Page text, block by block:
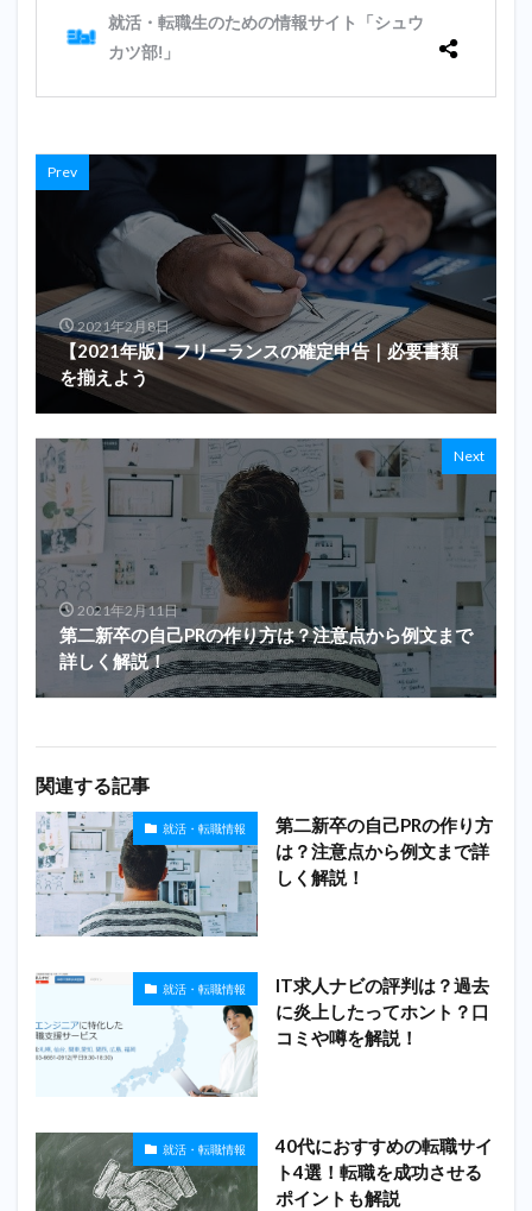
Prev
2021年2月8日
【2021年版】フリーランスの確定申告｜必要書類
を揃えよう
Next
2021年2月11日
第二新卒の自己PRの作り方は？注意点から例文まで
詳しく解説！
関連する記事
就活・転職情報
第二新卒の自己PRの作り方
は？注意点から例文まで詳
しく解説！
就活・転職情報
IT求人ナビの評判は？過去
に炎上したってホント？口
コミや噂を解説！
就活・転職情報
40代におすすめの転職サイ
ト4選！転職を成功させる
ポイントも解説